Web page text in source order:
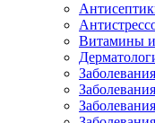
Витамины